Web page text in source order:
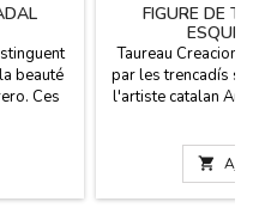
beauté
Ces
avec le
Ils
bleu
FIGURE DE
Taureau
par les trencadís
l'artiste catalan
perfection et de
limitées,
Ces taureaux
blanc et en deux
